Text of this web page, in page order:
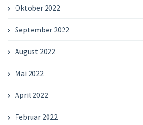
Oktober 2022
September 2022
August 2022
Mai 2022
April 2022
Februar 2022